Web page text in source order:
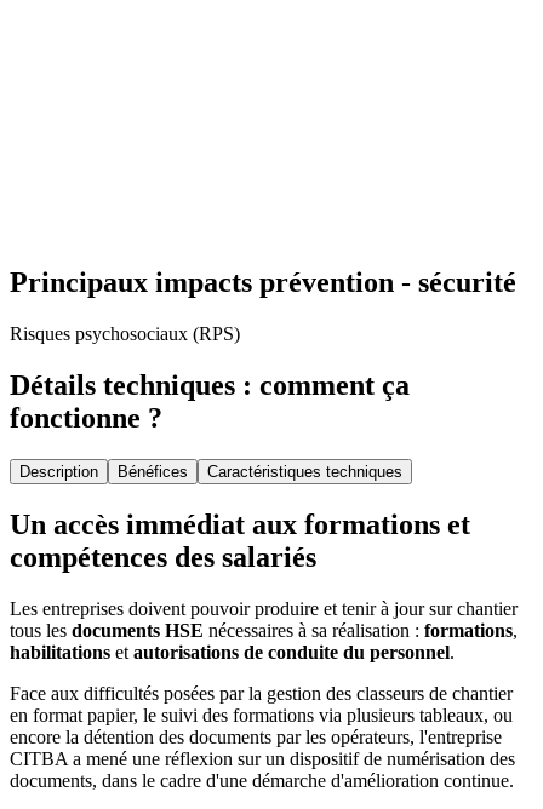
Principaux impacts prévention - sécurité
Risques psychosociaux (RPS)
Détails techniques : comment ça
fonctionne ?
Description Bénéfices Caractéristiques techniques
Un accès immédiat aux formations et
compétences des salariés
Les entreprises doivent pouvoir produire et tenir à jour sur chantier
tous les documents HSE nécessaires à sa réalisation : formations,
habilitations et autorisations de conduite du personnel.
Face aux difficultés posées par la gestion des classeurs de chantier
en format papier, le suivi des formations via plusieurs tableaux, ou
encore la détention des documents par les opérateurs, l'entreprise
CITBA a mené une réflexion sur un dispositif de numérisation des
documents, dans le cadre d'une démarche d'amélioration continue.